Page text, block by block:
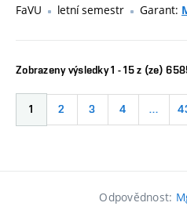
FaVU letní semestr Garant:
Zobrazeny výsledky 1 - 15 z (ze)
1 2 3 4 …
Odpovědnost: